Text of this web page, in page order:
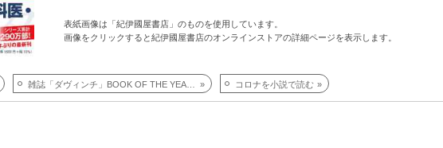
表紙画像は「紀伊國屋書店」のものを使用しています。
画像をクリックすると紀伊國屋書店のオンラインストアの詳細ページを表示します。
雑誌「ダヴィンチ」BOOK OF THE YEAR 2023から コロナを小説で読む